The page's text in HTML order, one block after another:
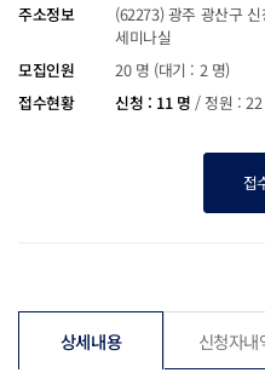
주소정보
(62273) 광주 광산구
세미나실
모집인원
20 명 (대기 : 2 명)
접수현황
신청 : 11 명 / 정원 :
접
상세내용 신청자내